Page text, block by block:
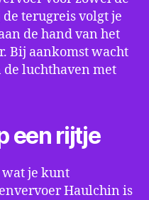
terugreis volgt je
de hand van het
Bij aankomst wacht
luchthaven met
een rijtje
je kunt
Haulchin is